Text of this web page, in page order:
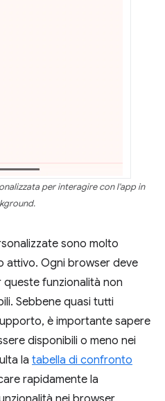
per interagire con l'app in
sono molto
attivo. Ogni browser deve
funzionalità non
Sebbene quasi tutti
è importante sapere
disponibili o meno nei
la tabella di confronto
rapidamente la